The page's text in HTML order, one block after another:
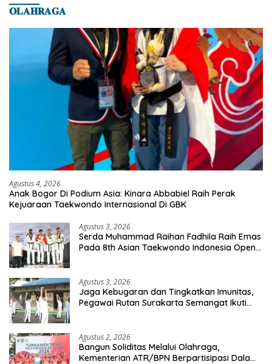
𝐎𝐋𝐀𝐇𝐑𝐀𝐆𝐀
Agustus 4, 2026
Anak Bogor Di Podium Asia: Kinara Abbabiel Raih Perak
Kejuaraan Taekwondo Internasional Di GBK
Agustus 3, 2026
Serda Muhammad Raihan Fadhila Raih Emas
Pada 8th Asian Taekwondo Indonesia Open
Agustus 3, 2026
Jaga Kebugaran dan Tingkatkan Imunitas,
Pegawai Rutan Surakarta Semangat Ikuti
Agustus 2, 2026
Bangun Soliditas Melalui Olahraga,
Kementerian ATR/BPN Berpartisipasi Dalam